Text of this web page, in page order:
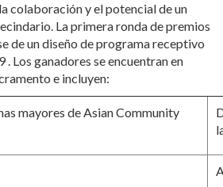
colaboración y el potencial de un
La primera ronda de premios
de un diseño de programa receptivo
Los ganadores se encuentran en
e incluyen:
mayores de Asian Community